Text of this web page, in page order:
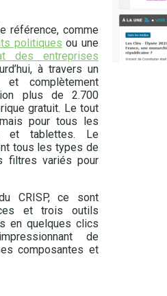
référence, comme
politiques ou une
des entreprises
à travers un
et complètement
plus de 2.700
gratuit. Le tout
pour tous les
et tablettes. Le
tous les types de
filtres variés pour
CRISP, ce sont
et trois outils
en quelques clics
de
composantes et